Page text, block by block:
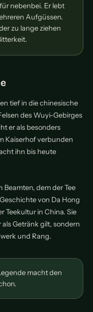
nebenbei. Er lebt
Aufgüssen.
zu lange ziehen
tief in die chinesische
des Wuyi-Gebirges
er als besonders
Kaiserhof verbunden
ihn bis heute
dem der Tee
von Da Hong
Teekultur in China. Sie
Getränk gilt, sondern
und Rang.
macht den